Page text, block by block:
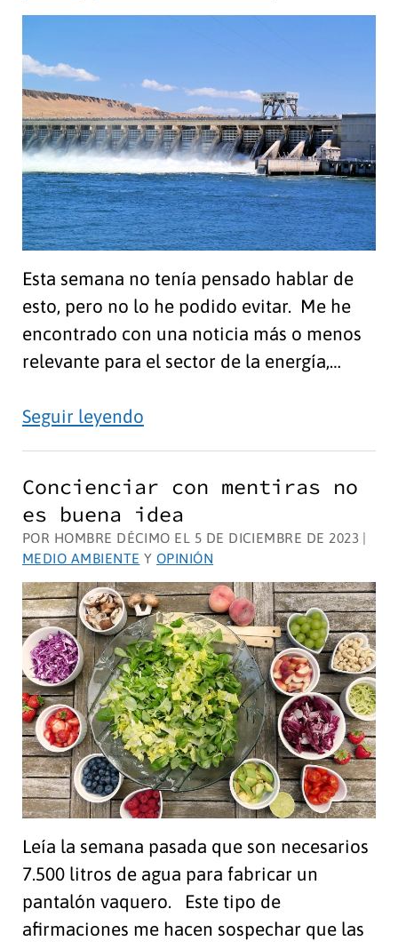
son
Esta semana no tenía pensado hablar de
esto, pero no lo he podido evitar. Me he
encontrado con una noticia más o menos
relevante para el sector de la energía,…
Seguir leyendoCómo
una
noticia
energética
Concienciar con mentiras no
es buena idea
POR HOMBRE DÉCIMO EL 5 DE DICIEMBRE DE 2023 |
MEDIO AMBIENTE Y OPINIÓN
Leía la semana pasada que son necesarios
7.500 litros de agua para fabricar un
pantalón vaquero. Este tipo de
afirmaciones me hacen sospechar que las